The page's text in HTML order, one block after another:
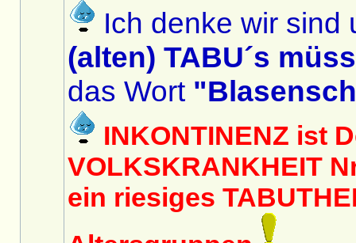
Ich denke wir
(alten) TABU´s
das Wort
INKONTINENZ ist
VOLKSKRANKHEIT
ein riesiges